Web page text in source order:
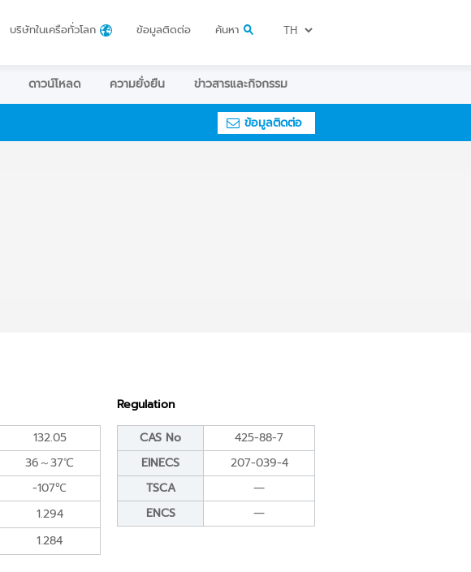
บริษัทในเครือทั่วโลก ข้อมูลติดต่อ ค้นหา
ดาวน์โหลด ความยั่งยืน ข่าวสารและกิจกรรม
ข้อมูลติดต่อ
132.05
36～37℃
-107℃
1.294
1.284
Regulation
CAS No
425-88-7
EINECS
207-039-4
TSCA
―
ENCS
―